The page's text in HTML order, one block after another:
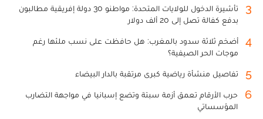
3
تأشيرة الدخول للولايات المتحدة: مواطنو 30 دولة إفريقية مطالبون
بدفع كفالة تصل إلى 20 ألف دولار
4
أضخم ثلاثة سدود بالمغرب: هل حافظت على نسب ملئها رغم
موجات الحر الصيفية؟
5 تفاصيل منشأة رياضية كبرى مرتقبة بالدار البيضاء
6
حرب الأرقام تعمق أزمة سبتة وتضع إسبانيا في مواجهة التضارب
المؤسساتي